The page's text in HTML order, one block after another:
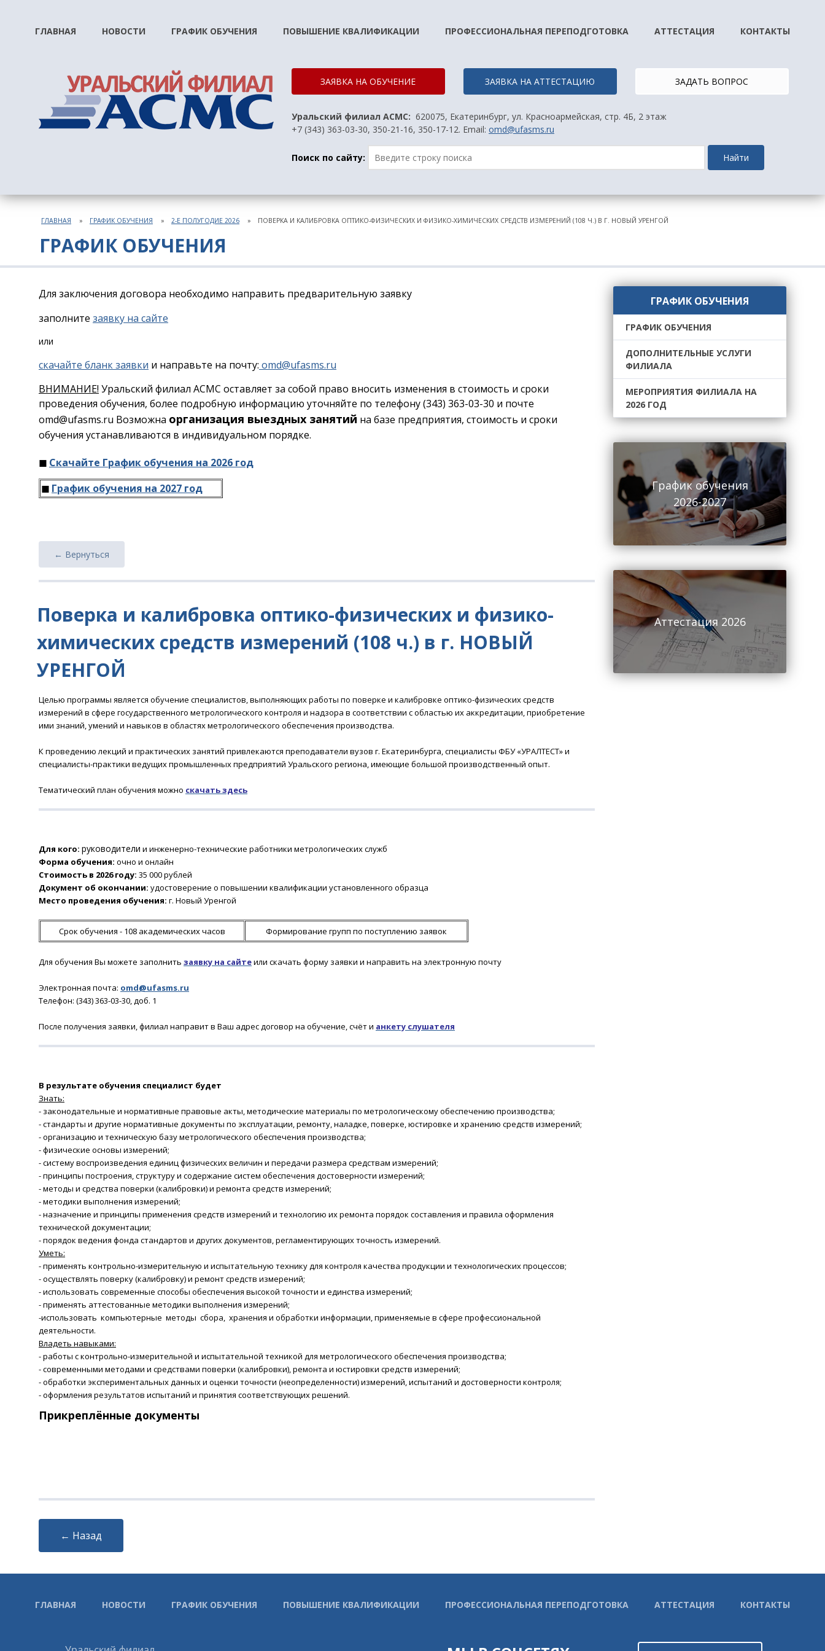
ГЛАВНАЯ НОВОСТИ ГРАФИК ОБУЧЕНИЯ ПОВЫШЕНИЕ КВАЛИФИКАЦИИ ПРОФЕССИОНАЛЬНАЯ ПЕРЕПОДГОТОВКА АТТЕСТАЦИЯ КОНТАКТЫ
ЗАЯВКА НА ОБУЧЕНИЕ ЗАЯВКА НА АТТЕСТАЦИЮ ЗАДАТЬ ВОПРОС
Уральский филиал АСМС: 620075, Екатеринбург, ул. Красноармейская, стр. 4Б, 2 этаж
+7 (343) 363-03-30, 350-21-16, 350-17-12. Email: omd@ufasms.ru
Поиск по сайту: Найти
ГЛАВНАЯ ГРАФИК ОБУЧЕНИЯ 2-Е ПОЛУГОДИЕ 2026 ПОВЕРКА И КАЛИБРОВКА ОПТИКО-ФИЗИЧЕСКИХ И ФИЗИКО-ХИМИЧЕСКИХ СРЕДСТВ ИЗМЕРЕНИЙ (108 Ч.) В Г. НОВЫЙ УРЕНГОЙ
ГРАФИК ОБУЧЕНИЯ
Для заключения договора необходимо направить предварительную заявку
заполните заявку на сайте
или
скачайте бланк заявки и направьте на почту: omd@ufasms.ru
ВНИМАНИЕ! Уральский филиал АСМС оставляет за собой право вносить изменения в стоимость и сроки
проведения обучения, более подробную информацию уточняйте по телефону (343) 363-03-30 и почте
omd@ufasms.ru Возможна организация выездных занятий на базе предприятия, стоимость и сроки
обучения устанавливаются в индивидуальном порядке.
◼ Скачайте График обучения на 2026 год
◼ График обучения на 2027 год
← Вернуться
Поверка и калибровка оптико-физических и физико-
химических средств измерений (108 ч.) в г. НОВЫЙ
УРЕНГОЙ
Целью программы является обучение специалистов, выполняющих работы по поверке и калибровке оптико-физических средств
измерений в сфере государственного метрологического контроля и надзора в соответствии с областью их аккредитации, приобретение
ими знаний, умений и навыков в областях метрологического обеспечения производства.
К проведению лекций и практических занятий привлекаются преподаватели вузов г. Екатеринбурга, специалисты ФБУ «УРАЛТЕСТ» и
специалисты-практики ведущих промышленных предприятий Уральского региона, имеющие большой производственный опыт.
Тематический план обучения можно скачатьздесь
Для кого: руководители и инженерно-технические работники метрологических служб
Форма обучения: очно и онлайн
Стоимость в 2026 году: 35 000 рублей
Документ об окончании: удостоверение о повышении квалификации установленного образца
Место проведения обучения: г. Новый Уренгой
Срок обучения - 108 академических часов Формирование групп по поступлению заявок
Для обучения Вы можете заполнить заявку на сайтеили скачать форму заявки и направить на электронную почту
Электронная почта: omd@ufasms.ru
Телефон: (343) 363-03-30, доб. 1
После получения заявки, филиал направит в Ваш адрес договор на обучение, счёт и анкету слушателя
В результате обучения специалист будет
Знать:
- законодательные и нормативные правовые акты, методические материалы по метрологическому обеспечению производства;
- стандарты и другие нормативные документы по эксплуатации, ремонту, наладке, поверке, юстировке и хранению средств измерений;
- организацию и техническую базу метрологического обеспечения производства;
- физические основы измерений;
- систему воспроизведения единиц физических величин и передачи размера средствам измерений;
- принципы построения, структуру и содержание систем обеспечения достоверности измерений;
- методы и средства поверки (калибровки) и ремонта средств измерений;
- методики выполнения измерений;
- назначение и принципы применения средств измерений и технологию их ремонта порядок составления и правила оформления
технической документации;
- порядок ведения фонда стандартов и других документов, регламентирующих точность измерений.
Уметь:
- применять контрольно-измерительную и испытательную технику для контроля качества продукции и технологических процессов;
- осуществлять поверку (калибровку) и ремонт средств измерений;
- использовать современные способы обеспечения высокой точности и единства измерений;
- применять аттестованные методики выполнения измерений;
-использовать компьютерные методы сбора, хранения и обработки информации, применяемые в сфере профессиональной
деятельности.
Владеть навыками:
- работы с контрольно-измерительной и испытательной техникой для метрологического обеспечения производства;
- современными методами и средствами поверки (калибровки), ремонта и юстировки средств измерений;
- обработки экспериментальных данных и оценки точности (неопределенности) измерений, испытаний и достоверности контроля;
- оформления результатов испытаний и принятия соответствующих решений.
Прикреплённые документы
← Назад
ГРАФИК ОБУЧЕНИЯ
ГРАФИК ОБУЧЕНИЯ
ДОПОЛНИТЕЛЬНЫЕ УСЛУГИ
ФИЛИАЛА
МЕРОПРИЯТИЯ ФИЛИАЛА НА
2026 ГОД
График обучения
2026-2027
Аттестация 2026
ГЛАВНАЯ НОВОСТИ ГРАФИК ОБУЧЕНИЯ ПОВЫШЕНИЕ КВАЛИФИКАЦИИ ПРОФЕССИОНАЛЬНАЯ ПЕРЕПОДГОТОВКА АТТЕСТАЦИЯ КОНТАКТЫ